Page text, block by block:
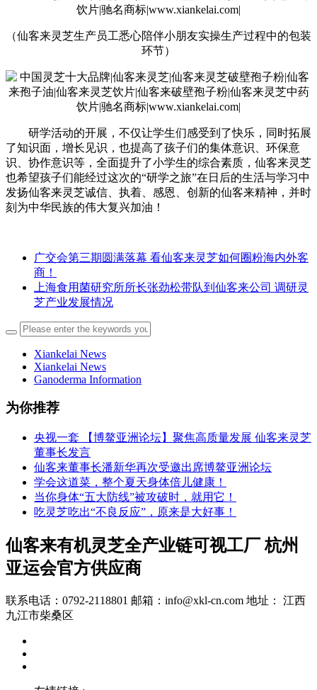
（仙客来灵芝生产员工悉心陪伴小朋友实操生产过程中的包装
环节）
研学活动的开展，不仅让学生们感受到了快乐，同时拓展
了知识面，增长见识，也提高了孩子们的集体意识、环保意
识、协作意识等，全面提升了小学生的综合素质，仙客来灵芝
也希望孩子们能经过这次的“研学之旅”在日后的生活与学习中
发扬仙客来灵芝诚信、执着、感恩、创新的仙客来精神，并时
刻为中华民族的伟大复兴加油！
广交会第三期圆满落幕 看仙客来灵芝如何圈粉海内外客
商！
上海食用菌研究所所长张劲松带队到仙客来公司 调研灵
芝产业发展情况
Xiankelai News
Xiankelai News
Ganoderma Information
为你推荐
央视一套 【博鳌亚洲论坛】聚焦高质量发展 仙客来灵芝
董事长发言
仙客来董事长潘新华再次受邀出席博鳌亚洲论坛
学会这道菜，整个夏天身体倍儿健康！
当你身体“五大防线”被攻破时，就用它！
吃灵芝吃出“不良反应”，原来是大好事！
仙客来有机灵芝全产业链可视工厂 杭州
亚运会官方供应商
联系电话：0792-2118801 邮箱：info@xkl-cn.com 地址： 江西
九江市柴桑区